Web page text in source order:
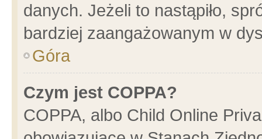
danych. Jeżeli to nastąpiło,
bardziej zaangażowanym w
Góra
Czym jest COPPA?
COPPA, albo Child Online